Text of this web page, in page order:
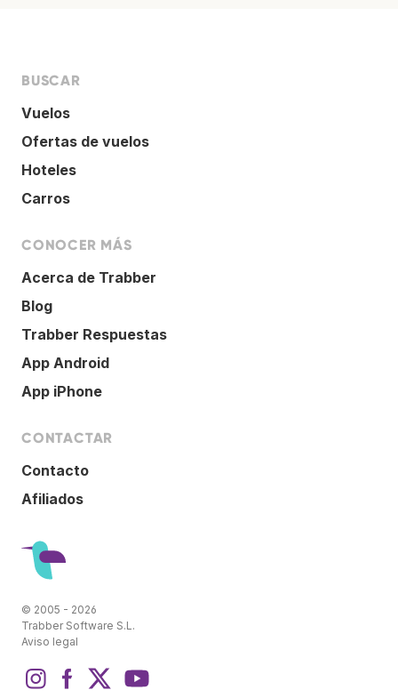
BUSCAR
Vuelos
Ofertas de vuelos
Hoteles
Carros
CONOCER MÁS
Acerca de Trabber
Blog
Trabber Respuestas
App Android
App iPhone
CONTACTAR
Contacto
Afiliados
© 2005 - 2026
Trabber Software S.L.
Aviso legal